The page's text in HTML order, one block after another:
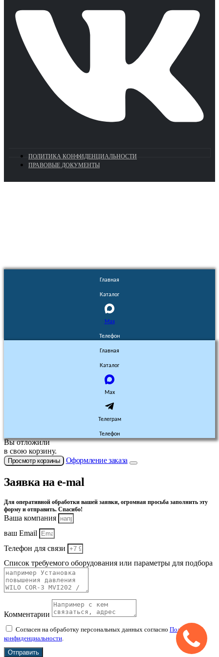
ПОЛИТИКА КОНФИДЕНЦИАЛЬНОСТИ
ПРАВОВЫЕ ДОКУМЕНТЫ
Главная
Каталог
Max
Телефон
Главная
Каталог
Max
Телеграм
Телефон
Вы отложили
в свою корзину.
Просмотр корзины Оформление заказа
Заявка на e-mal
Для оперативной обработки вашей заявки, огромная просьба заполнить эту
форму и отправить. Спасибо!
Ваша компания
ваш Email
Телефон для связи
Список требуемого оборудования или параметры для подбора
Комментарии
Согласен на обработку персональных данных согласно Политике
конфиденциальности
Отправить